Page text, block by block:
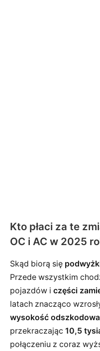
Kto płaci za te
OC i AC w 2025
Skąd biorą się
Przede wszystkim
pojazdów i części
latach znacząco
wysokość
przekraczając 10,5
połączeniu z coraz